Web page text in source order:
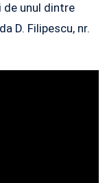
de unul dintre
D. Filipescu, nr.